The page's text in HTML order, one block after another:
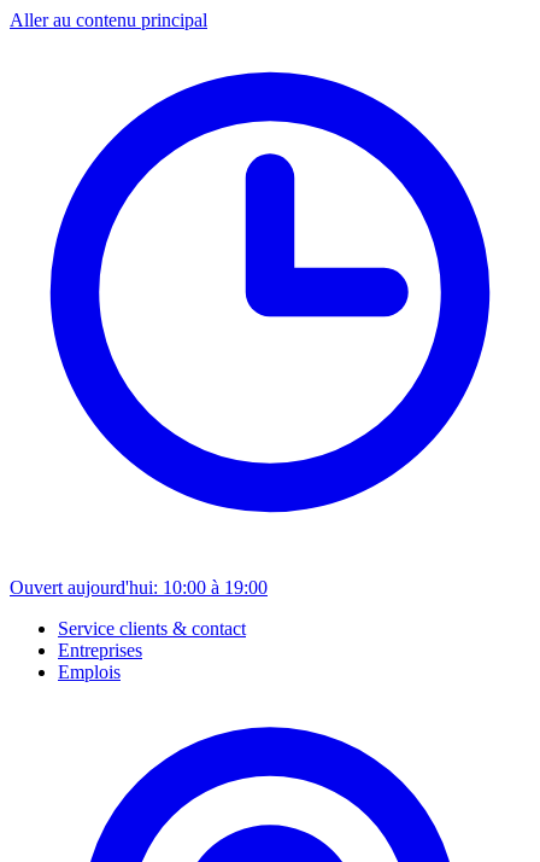
Aller au contenu principal
Ouvert aujourd'hui: 10:00 à 19:00
Service clients & contact
Entreprises
Emplois